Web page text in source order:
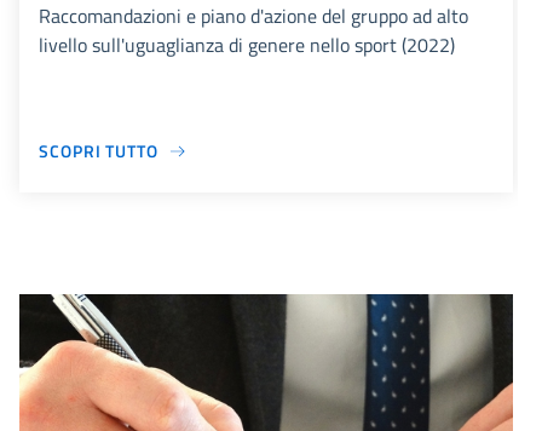
Raccomandazioni e piano d'azione del gruppo ad alto
livello sull'uguaglianza di genere nello sport (2022)
SCOPRI TUTTO